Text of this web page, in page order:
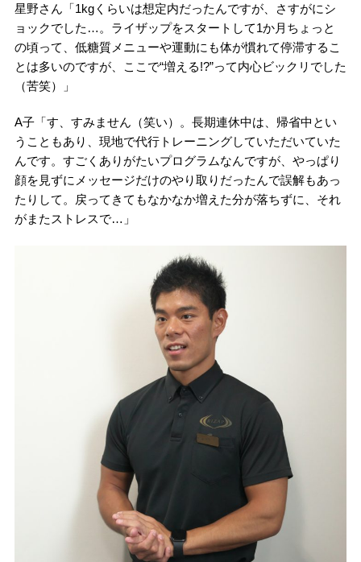
星野さん「1kgくらいは想定内だったんですが、さすがにシ
ョックでした…。ライザップをスタートして1か月ちょっと
の頃って、低糖質メニューや運動にも体が慣れて停滞するこ
とは多いのですが、ここで“増える!?”って内心ビックリでした
（苦笑）」
A子「す、すみません（笑い）。長期連休中は、帰省中とい
うこともあり、現地で代行トレーニングしていただいていた
んです。すごくありがたいプログラムなんですが、やっぱり
顔を見ずにメッセージだけのやり取りだったんで誤解もあっ
たりして。戻ってきてもなかなか増えた分が落ちずに、それ
がまたストレスで…」